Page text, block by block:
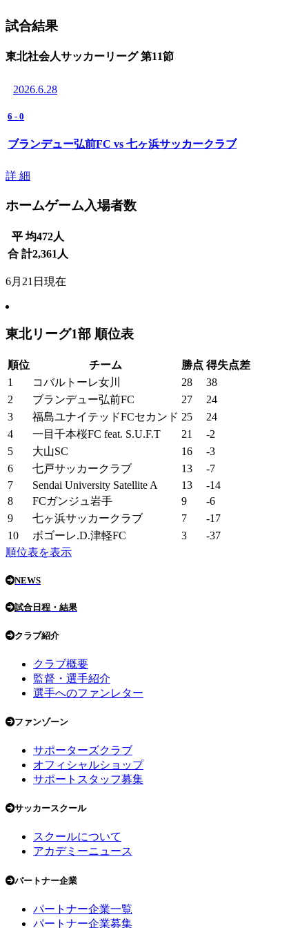
試合結果
東北社会人サッカーリーグ 第11節
2026.6.28
6 - 0
ブランデュー弘前FC vs 七ヶ浜サッカークラブ
詳 細
ホームゲーム入場者数
平 均472人
合 計2,361 人
6月21日現在
東北リーグ1部 順位表
順位 チーム 勝点 得失点差
1
コバルトーレ女川 28
38
2
ブランデュー弘前FC 27
24
3
福島ユナイテッドFCセカンド 25
24
4
一目千本桜FC feat. S.U.F.T 21
-2
5
大山SC 16
-3
6
七戸サッカークラブ 13
-7
7
Sendai University Satellite A 13
-14
8
FCガンジュ岩手 9
-6
9
七ヶ浜サッカークラブ 7
-17
10
ボゴーレ.D.津軽FC 3
-37
順位表を表示
NEWS
試合日程・結果
クラブ紹介
クラブ概要
監督・選手紹介
選手へのファンレター
ファンゾーン
サポーターズクラブ
オフィシャルショップ
サポートスタッフ募集
サッカースクール
スクールについて
アカデミーニュース
パートナー企業
パートナー企業一覧
パートナー企業募集